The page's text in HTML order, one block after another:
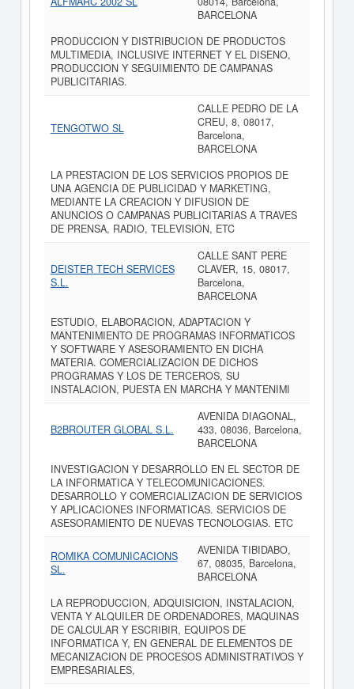
BARCELONA
PRODUCCION Y DISTRIBUCION DE PRODUCTOS
MULTIMEDIA, INCLUSIVE INTERNET Y EL DISENO,
PRODUCCION Y SEGUIMIENTO DE CAMPANAS
PUBLICITARIAS.
TENGOTWO SL
CALLE PEDRO DE LA
CREU, 8, 08017,
Barcelona,
BARCELONA
LA PRESTACION DE LOS SERVICIOS PROPIOS DE
UNA AGENCIA DE PUBLICIDAD Y MARKETING,
MEDIANTE LA CREACION Y DIFUSION DE
ANUNCIOS O CAMPANAS PUBLICITARIAS A TRAVES
DE PRENSA, RADIO, TELEVISION, ETC
DEISTER TECH SERVICES
S.L.
CALLE SANT PERE
CLAVER, 15, 08017,
Barcelona,
BARCELONA
ESTUDIO, ELABORACION, ADAPTACION Y
MANTENIMIENTO DE PROGRAMAS INFORMATICOS
Y SOFTWARE Y ASESORAMIENTO EN DICHA
MATERIA. COMERCIALIZACION DE DICHOS
PROGRAMAS Y LOS DE TERCEROS, SU
INSTALACION, PUESTA EN MARCHA Y MANTENIMI
B2BROUTER GLOBAL S.L.
AVENIDA DIAGONAL,
433, 08036, Barcelona,
BARCELONA
INVESTIGACION Y DESARROLLO EN EL SECTOR DE
LA INFORMATICA Y TELECOMUNICACIONES.
DESARROLLO Y COMERCIALIZACION DE SERVICIOS
Y APLICACIONES INFORMATICAS. SERVICIOS DE
ASESORAMIENTO DE NUEVAS TECNOLOGIAS. ETC
ROMIKA COMUNICACIONS
SL.
AVENIDA TIBIDABO,
67, 08035, Barcelona,
BARCELONA
LA REPRODUCCION, ADQUISICION, INSTALACION,
VENTA Y ALQUILER DE ORDENADORES, MAQUINAS
DE CALCULAR Y ESCRIBIR, EQUIPOS DE
INFORMATICA Y, EN GENERAL DE ELEMENTOS DE
MECANIZACION DE PROCESOS ADMINISTRATIVOS Y
EMPRESARIALES,